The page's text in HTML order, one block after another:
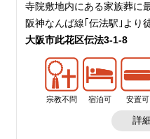
寺院敷地内にある家族葬に
阪神なんば線｢伝法駅｣より
大阪市此花区伝法3-1-8
宗教不問 宿泊可 安置可
詳